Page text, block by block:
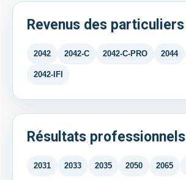
Revenus des particuliers
2042 2042-C 2042-C-PRO 2044
2042-IFI
Résultats professionnels
2031 2033 2035 2050 2065